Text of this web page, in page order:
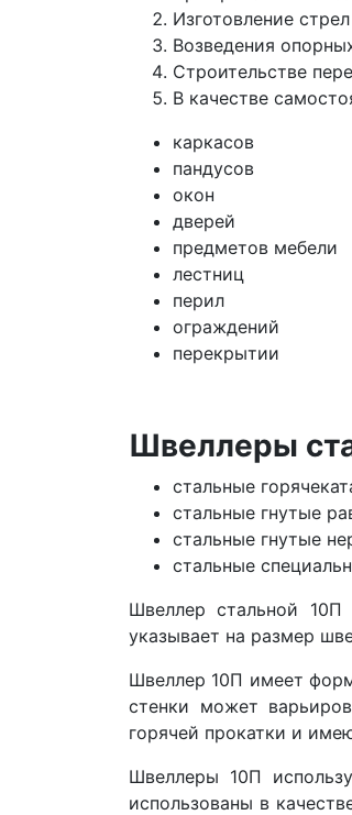
Изготовление
Возведения
Строительстве
В качестве
каркасов
пандусов
окон
дверей
предметов мебели
лестниц
перил
ограждений
перекрытии
Швеллеры
стальные
стальные гнутые
стальные гнутые
стальные
Швеллер стальной 10П
указывает на размер
Швеллер 10П имеет
стенки может
горячей прокатки и
Швеллеры 10П
использованы в